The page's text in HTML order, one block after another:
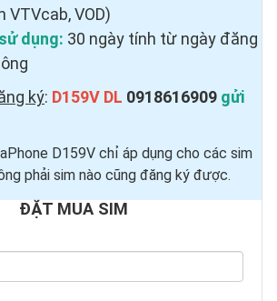
VTVcab, VOD)
dụng: 30 ngày tính từ ngày đăng
ký: D159V DL 0918616909 gửi
D159V chỉ áp dụng cho các sim
phải sim nào cũng đăng ký được.
ĐẶT MUA SIM